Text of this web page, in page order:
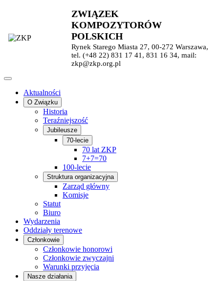
ZWIĄZEK
KOMPOZYTORÓW
POLSKICH
Rynek Starego Miasta 27, 00-272 Warszawa,
tel. (+48 22) 831 17 41, 831 16 34, mail:
zkp@zkp.org.pl
Aktualności
O Związku
Historia
Teraźniejszość
Jubileusze
70-lecie
70 lat ZKP
7+7=70
100-lecie
Struktura organizacyjna
Zarząd główny
Komisje
Statut
Biuro
Wydarzenia
Oddziały terenowe
Członkowie
Członkowie honorowi
Członkowie zwyczajni
Warunki przyjęcia
Nasze działania